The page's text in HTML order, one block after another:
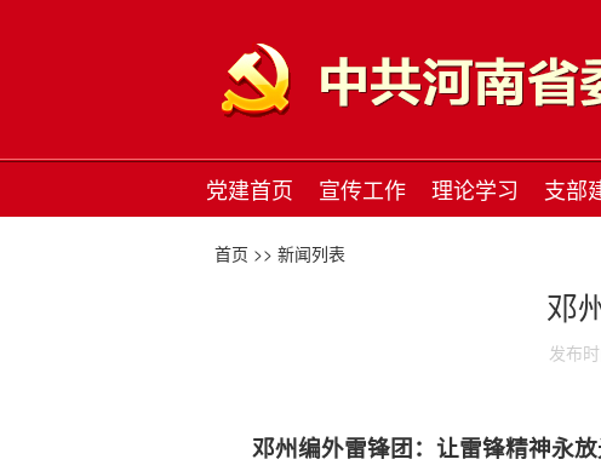
党建首页 宣传工作 理论学习 支部
首页 >> 新闻列表
邓
发布
邓州编外雷锋团：让雷锋精神永